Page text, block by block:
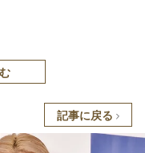
記事に戻る